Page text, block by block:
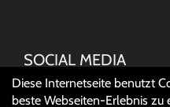
SOCIAL MEDIA
Diese Internetseite benutzt
beste Webseiten-Erlebnis zu